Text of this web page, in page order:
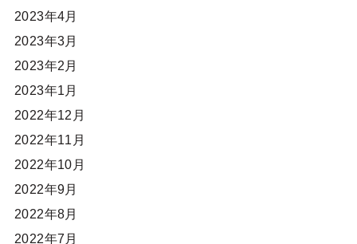
2023年4月
2023年3月
2023年2月
2023年1月
2022年12月
2022年11月
2022年10月
2022年9月
2022年8月
2022年7月